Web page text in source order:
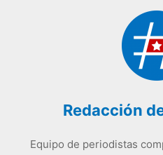
Redacción
Equipo de periodistas